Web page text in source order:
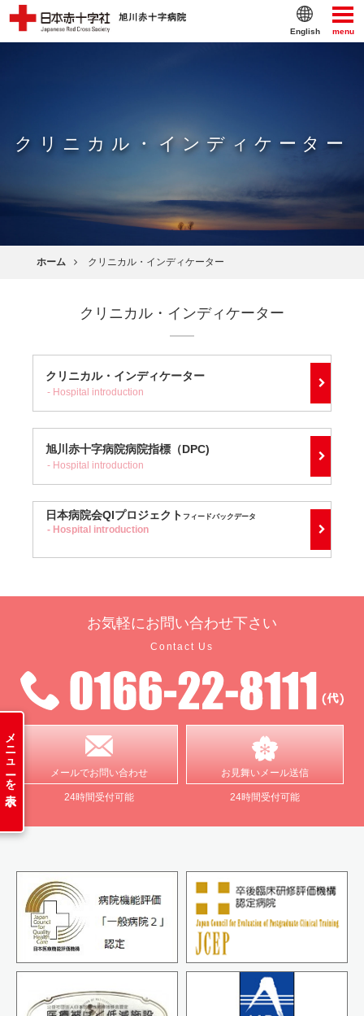
menu
English
クリニカル・インディケーター
メニューを表示
ホーム クリニカル・インディケーター
クリニカル・インディケーター
クリニカル・ インディケーター
Hospital introduction
旭川赤十字病院病院指標（DPC)
Hospital introduction
日本病院会QIプロジェクト フィードバックデータ
Hospital introduction
お気軽に お問い合わせ下さい
Contact Us
メールでお問い合わせ
24時間受付可能
お見舞い メール送信
24時間受付可能